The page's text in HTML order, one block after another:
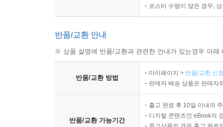
포스터 수량이 많은 경우,
반품/교환 안내
※ 상품 설명에 반품/교환과 관련한 안내가 있는경우 아
반품/교환 방법
마이페이지 > 반품/교환 신
판매자 배송 상품은 판매자
반품/교환 가능기간
출고 완료 후 10일 이내의
디지털 콘텐츠인 eBook의